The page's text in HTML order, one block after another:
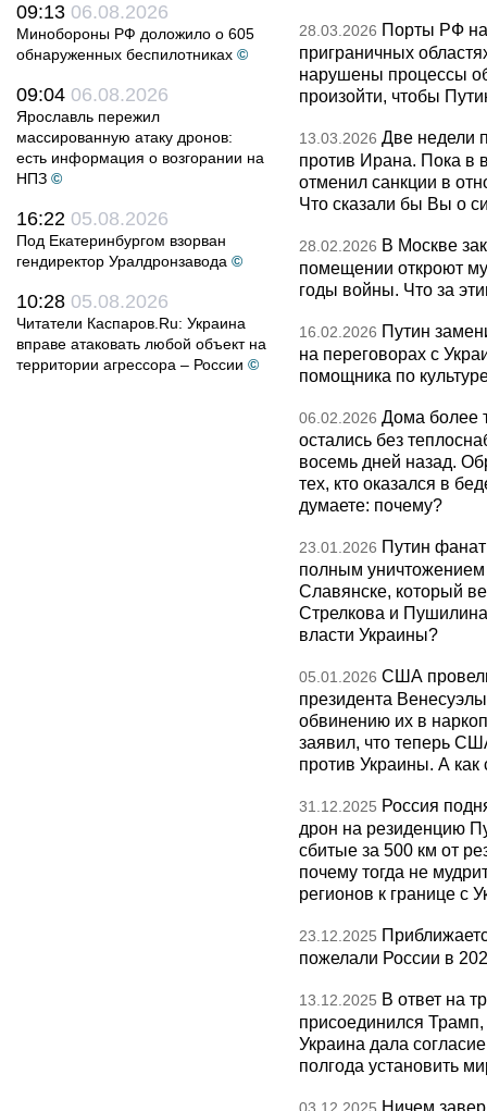
09:13 06.08.2026
Минобороны РФ доложило о 605
обнаруженных беспилотниках ©
09:04 06.08.2026
Ярославль пережил
массированную атаку дронов:
есть информация о возгорании на
НПЗ ©
16:22 05.08.2026
Под Екатеринбургом взорван
гендиректор Уралдронзавода ©
10:28 05.08.2026
Читатели Каспаров.Ru: Украина
вправе атаковать любой объект на
территории агрессора – России ©
28.03.2026 Порты РФ
приграничных
нарушены процессы
произойти, чтобы
13.03.2026 Две недели
против Ирана. Пока в
отменил санкции в
Что сказали бы Вы о
28.02.2026 В Москве
помещении откроют
годы войны. Что за
16.02.2026 Путин
на переговорах с
помощника по
06.02.2026 Дома более
остались без
восемь дней назад.
тех, кто оказался в
думаете: почему?
23.01.2026 Путин
полным уничтожением
Славянске, который
Стрелкова и Пушилина
власти Украины?
05.01.2026 США
президента
обвинению их в
заявил, что теперь
против Украины. А как
31.12.2025 Россия
дрон на резиденцию
сбитые за 500 км от
почему тогда не
регионов к границе с
23.12.2025
пожелали России в
13.12.2025 В ответ на
присоединился
Украина дала
полгода установить
Ничем